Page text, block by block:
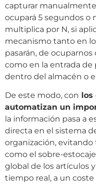
capturar
ocupará 5 segundos o
multiplica por N, si
mecanismo tanto en
pasarán, de ocuparnos
como en la entrada de
dentro del almacén o
De este modo, con los
automatizan un
la información pasa a
directa en el sistema
organización,
como el sobre-
global de los artículos
tiempo real, a un